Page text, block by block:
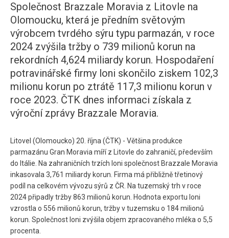
Společnost Brazzale Moravia z Litovle na
Olomoucku, která je předním světovým
výrobcem tvrdého sýru typu parmazán, v roce
2024 zvýšila tržby o 739 milionů korun na
rekordních 4,624 miliardy korun. Hospodaření
potravinářské firmy loni skončilo ziskem 102,3
milionu korun po ztrátě 117,3 milionu korun v
roce 2023. ČTK dnes informaci získala z
výroční zprávy Brazzale Moravia.
Litovel (Olomoucko) 20. října (ČTK) - Většina produkce
parmazánu Gran Moravia míří z Litovle do zahraničí, především
do Itálie. Na zahraničních trzích loni společnost Brazzale Moravia
inkasovala 3,761 miliardy korun. Firma má přibližně třetinový
podíl na celkovém vývozu sýrů z ČR. Na tuzemský trh v roce
2024 připadly tržby 863 milionů korun. Hodnota exportu loni
vzrostla o 556 milionů korun, tržby v tuzemsku o 184 milionů
korun. Společnost loni zvýšila objem zpracovaného mléka o 5,5
procenta.